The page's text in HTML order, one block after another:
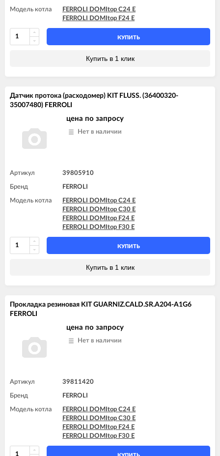
Модель котла
FERROLI DOMItop C24 E
FERROLI DOMItop F24 E
КУПИТЬ
Купить в 1 клик
Датчик протока (расходомер) KIT FLUSS. (36400320-
35007480) FERROLI
цена по запросу
Нет в наличии
Артикул 39805910
Бренд FERROLI
Модель котла
FERROLI DOMItop C24 E
FERROLI DOMItop C30 E
FERROLI DOMItop F24 E
FERROLI DOMItop F30 E
КУПИТЬ
Купить в 1 клик
Прокладка резиновая KIT GUARNIZ.CALD.SR.A204-A1G6
FERROLI
цена по запросу
Нет в наличии
Артикул 39811420
Бренд FERROLI
Модель котла
FERROLI DOMItop C24 E
FERROLI DOMItop C30 E
FERROLI DOMItop F24 E
FERROLI DOMItop F30 E